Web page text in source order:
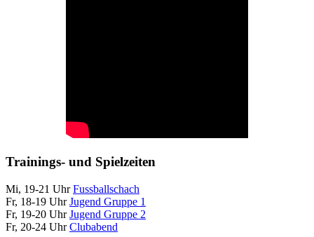
Trainings- und Spielzeiten
Mi, 19-21 UhrFussballschach
Fr, 18-19 UhrJugend Gruppe 1
Fr, 19-20 UhrJugend Gruppe 2
Fr, 20-24 UhrClubabend